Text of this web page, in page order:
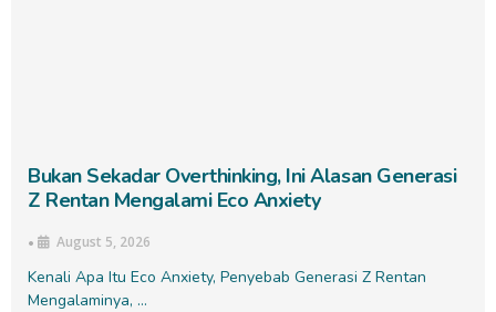
Bukan Sekadar Overthinking, Ini Alasan Generasi
Z Rentan Mengalami Eco Anxiety
• August 5, 2026
Kenali Apa Itu Eco Anxiety, Penyebab Generasi Z Rentan
Mengalaminya, …